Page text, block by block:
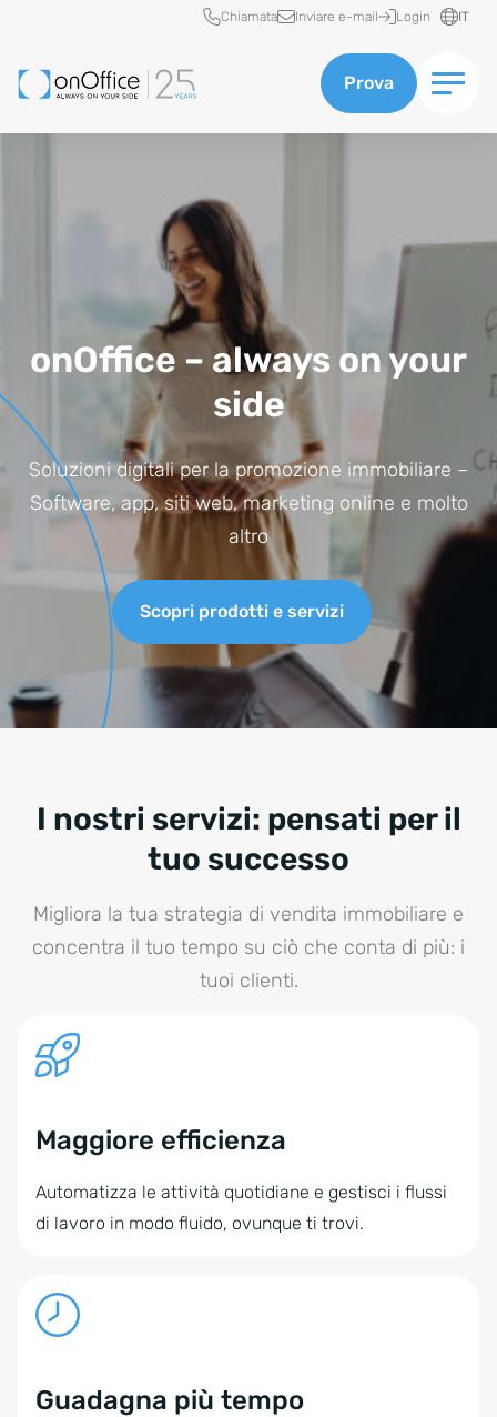
Accesso rapido
Chiamata Inviare e-mail Login IT
Prova
onOffice – always on your
side
Soluzioni digitali per la promozione immobiliare –
Software, app, siti web, marketing online e molto
altro
Scopri prodotti e servizi
I nostri servizi: pensati per il
tuo successo
Migliora la tua strategia di vendita immobiliare e
concentra il tuo tempo su ciò che conta di più: i
tuoi clienti.
Maggiore efficienza
Automatizza le attività quotidiane e gestisci i flussi
di lavoro in modo fluido, ovunque ti trovi.
Guadagna più tempo